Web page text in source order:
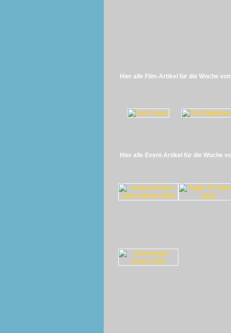
Hier alle Film-Artikel für die Woche
Hier alle Event-Artikel für die Woche